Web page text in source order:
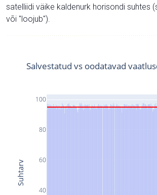
satelliidi väike kaldenurk horisondi suhtes
või "loojub").
40
60
80
100
Salvestatud vs oodatavad
Suhtarv